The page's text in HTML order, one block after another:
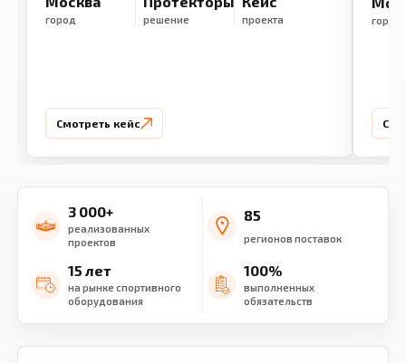
город решение проекта
Смотреть кейс
город
3 000+
реализованных
проектов
85
регионов поставок
15 лет
на рынке спортивного
оборудования
100%
выполненных
обязательств